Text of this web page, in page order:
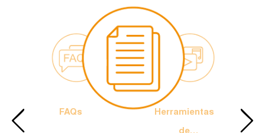
FAQs
Herramientas
de